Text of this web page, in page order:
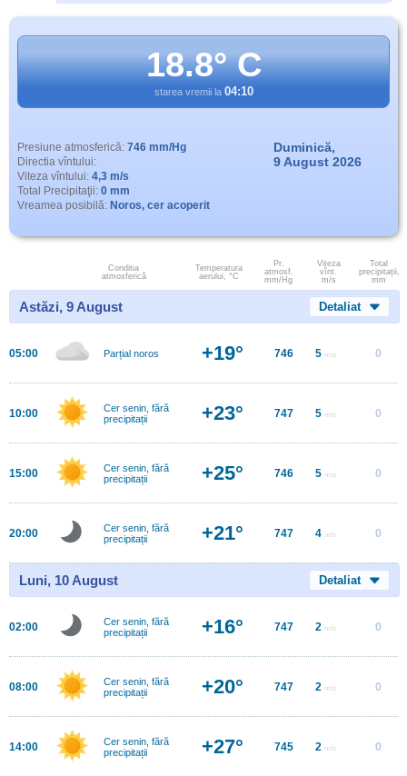
18.8° C
starea vremii la 04:10
Presiune atmosferică: 746 mm/Hg
Directia vîntului:
Viteza vîntului: 4,3 m/s
Total Precipitaţii: 0 mm
Vreamea posibilă: Noros, cer acoperit
Duminică,
9 August 2026
Conditia
atmosferică
Temperatura
aerului, °C
Pr.
atmosf.
mm/Hg
Viteza
vînt.
m/s
Total
precipitații,
mm
Astăzi, 9 August Detaliat
05:00 Parțial noros +19° 746 5 m/s 0
10:00
Cer senin, fără
precipitații
+23° 747 5 m/s 0
15:00
Cer senin, fără
precipitații
+25° 746 5 m/s 0
20:00
Cer senin, fără
precipitații
+21° 747 4 m/s 0
Luni, 10 August Detaliat
02:00
Cer senin, fără
precipitații
+16° 747 2 m/s 0
08:00
Cer senin, fără
precipitații
+20° 747 2 m/s 0
14:00
Cer senin, fără
precipitații
+27° 745 2 m/s 0